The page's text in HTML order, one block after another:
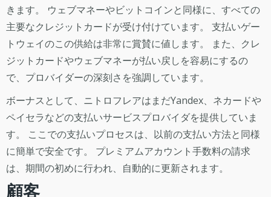
きます。 ウェブマネーやビットコインと同様に、すべての
主要なクレジットカードが受け付けています。 支払いゲー
トウェイのこの供給は非常に賞賛に値します。 また、クレ
ジットカードやウェブマネーが払い戻しを容易にするの
で、プロバイダーの深刻さを強調しています。
ボーナスとして、ニトロフレアはまだYandex、ネカードや
ペイセラなどの支払いサービスプロバイダを提供していま
す。 ここでの支払いプロセスは、以前の支払い方法と同様
に簡単で安全です。 プレミアムアカウント手数料の請求
は、期間の初めに行われ、自動的に更新されます。
顧客